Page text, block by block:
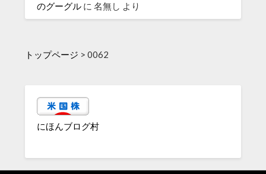
のグーグル に名無し より
トップページ >0062
にほんブログ村